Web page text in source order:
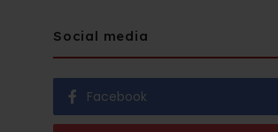
Social media
Facebook